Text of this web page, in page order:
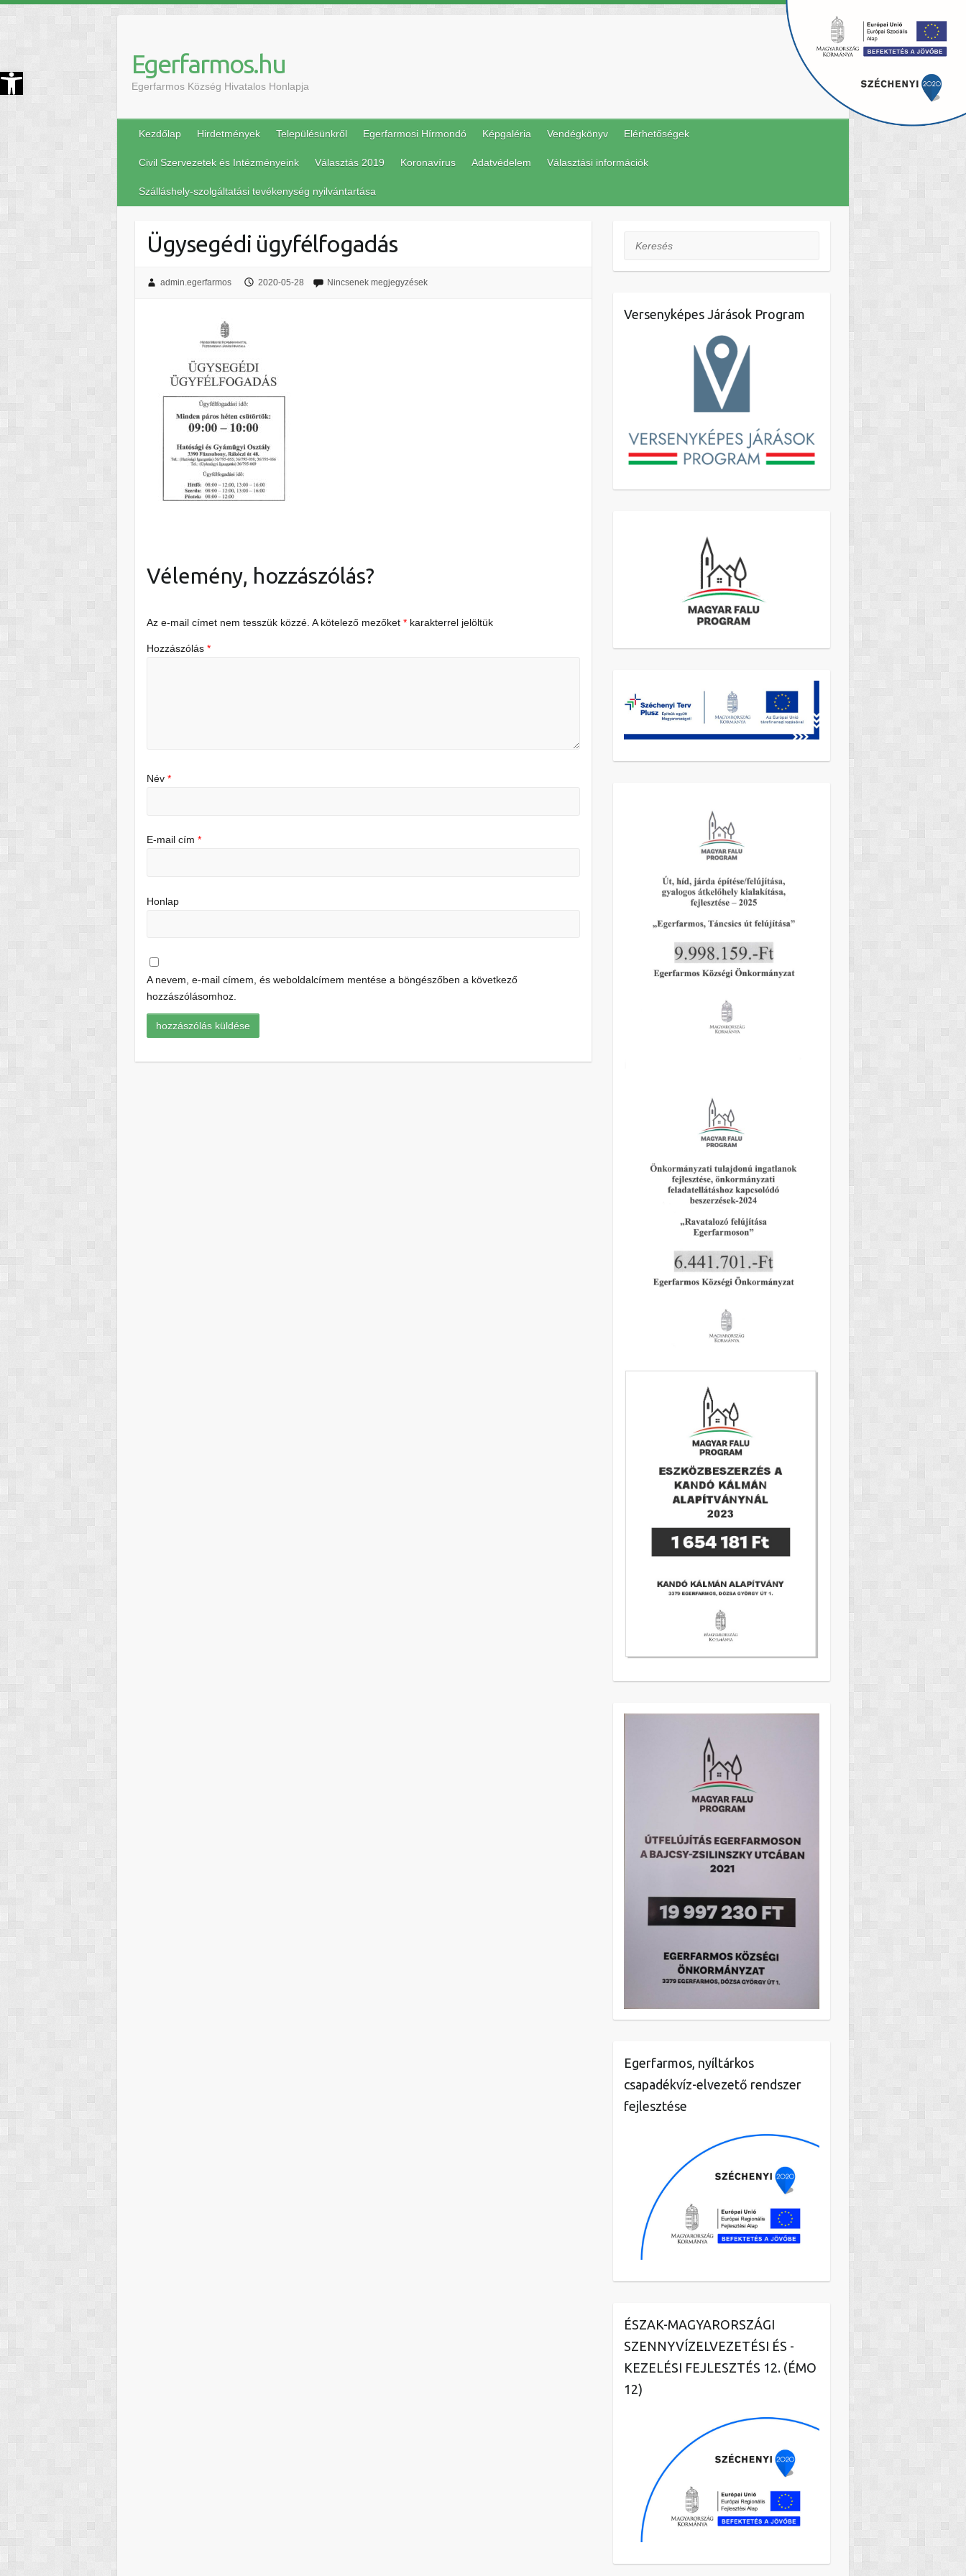
Eszköztár megnyitása Egerfarmos.hu
Egerfarmos Község Hivatalos Honlapja
Kezdőlap Hirdetmények Településünkről Egerfarmosi Hírmondó Képgaléria Vendégkönyv Elérhetőségek
Civil Szervezetek és Intézményeink Választás 2019 Koronavírus Adatvédelem Választási információk
Szálláshely-szolgáltatási tevékenység nyilvántartása
Ügysegédi ügyfélfogadás
admin.egerfarmos 2020-05-28 Nincsenek megjegyzések
Vélemény, hozzászólás?
Az e-mail címet nem tesszük közzé. A kötelező mezőket* karakterrel jelöltük
Hozzászólás*
Név*
E-mail cím*
Honlap
A nevem, e-mail címem, és weboldalcímem mentése a böngészőben a következő
hozzászólásomhoz.
Keresés
Versenyképes Járások Program
Egerfarmos, nyíltárkos
csapadékvíz-elvezető rendszer
fejlesztése
ÉSZAK-MAGYARORSZÁGI
SZENNYVÍZELVEZETÉSI ÉS -
KEZELÉSI FEJLESZTÉS 12. (ÉMO
12)